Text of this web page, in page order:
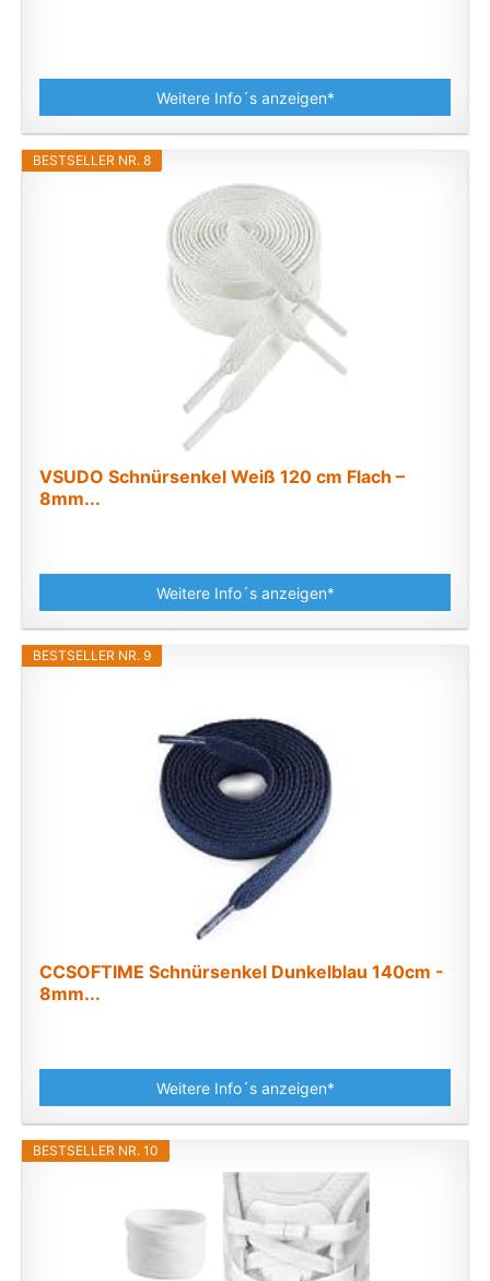
Weitere Info´s anzeigen*
BESTSELLER NR. 8
VSUDO Schnürsenkel Weiß 120 cm Flach –
8mm...
Weitere Info´s anzeigen*
BESTSELLER NR. 9
CCSOFTIME Schnürsenkel Dunkelblau 140cm -
8mm...
Weitere Info´s anzeigen*
BESTSELLER NR. 10